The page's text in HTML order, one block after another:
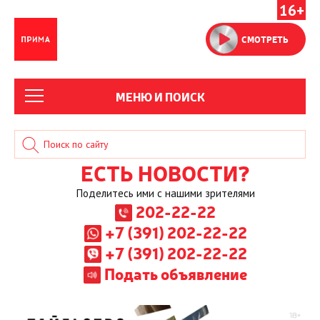
16+
СМОТРЕТЬ
МЕНЮ И ПОИСК
ЕСТЬ НОВОСТИ?
Поделитесь ими с нашими зрителями
202-22-22
+7 (391) 202-22-22
+7 (391) 202-22-22
Подать объявление